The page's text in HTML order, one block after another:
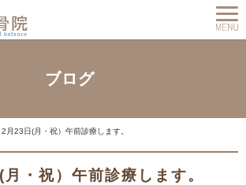
ブログ
2月23日(月・祝）午前診療します。
・祝）午前診療します。